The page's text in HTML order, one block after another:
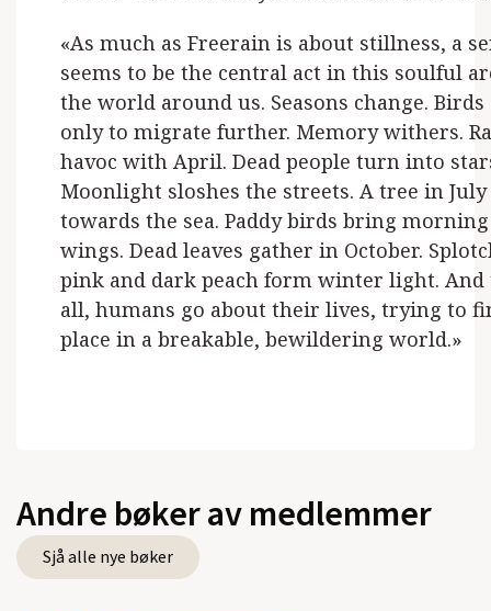
«As much as Freerain is about stillness, a
seems to be the central act in this soulful
the world around us. Seasons change.
only to migrate further. Memory withers.
havoc with April. Dead people turn into
Moonlight sloshes the streets. A tree in July
towards the sea. Paddy birds bring
wings. Dead leaves gather in October.
pink and dark peach form winter light.
all, humans go about their lives, trying to
place in a breakable, bewildering world.»
Andre bøker av medlemmer
Sjå alle nye bøker